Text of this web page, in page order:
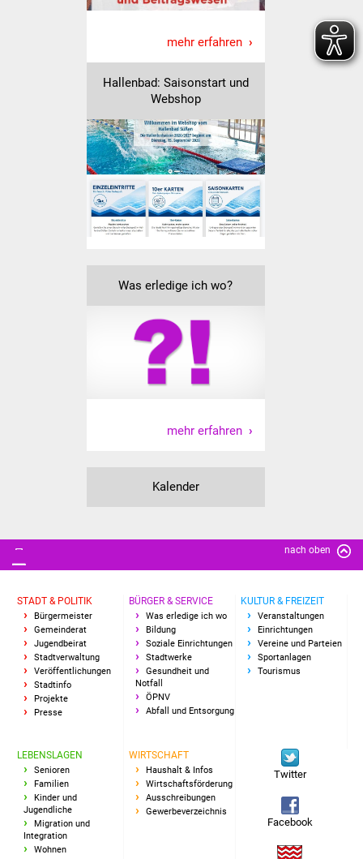
Route der
Industriekultur
Lebenslagen
Senioren
Stadtseniorenrat
Sommerwochen für
Ältere
Pflegeheim
Familien
Familientreff
Migration und Integration
Wohnen
Bauen in Süßen
Wohnimmobilien +
Haushalt & Infos
Wirtschaftsförderung
mehr erfahren
Hallenbad: Saisonstart und
Webshop
Was erledige ich wo?
mehr erfahren
Kalender
nach oben
STADT & POLITIK
Bürgermeister
Gemeinderat
Jugendbeirat
Stadtverwaltung
Veröffentlichungen
Stadtinfo
Projekte
Presse
BÜRGER & SERVICE
Was erledige ich wo
Bildung
Soziale Einrichtungen
Stadtwerke
Gesundheit und
Notfall
ÖPNV
Abfall und Entsorgung
KULTUR & FREIZEIT
Veranstaltungen
Einrichtungen
Vereine und Parteien
Sportanlagen
Tourismus
LEBENSLAGEN
Senioren
Familien
Kinder und
Jugendliche
Migration und
Integration
Wohnen
WIRTSCHAFT
Haushalt & Infos
Wirtschaftsförderung
Ausschreibungen
Gewerbeverzeichnis
Twitter
Facebook